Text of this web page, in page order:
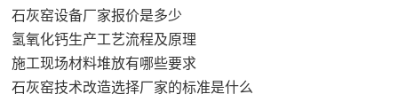
石灰窑设备厂家报价是多少
氢氧化钙生产工艺流程及原理
施工现场材料堆放有哪些要求
石灰窑技术改造选择厂家的标准是什么